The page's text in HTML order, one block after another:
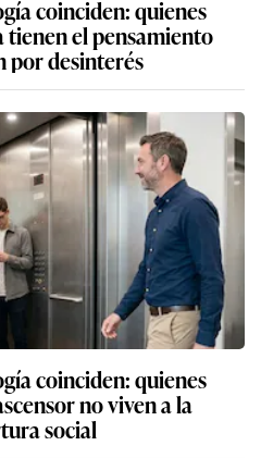
coinciden: quienes
el pensamiento
por desinterés
coinciden: quienes
no viven a la
social